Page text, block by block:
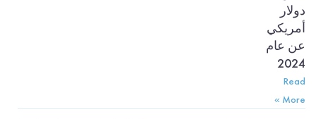
دولار
أمريكي
عن عام
2024
Read
More »